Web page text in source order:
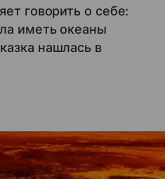
говорить о себе:
иметь океаны
нашлась в